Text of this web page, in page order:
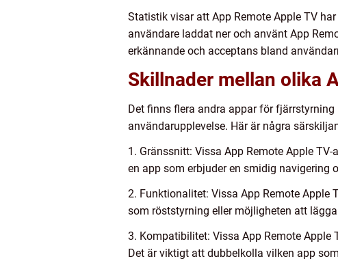
Statistik visar att App Remote Apple TV
användare laddat ner och använt App
erkännande och acceptans bland
Skillnader mellan olika
Det finns flera andra appar för
användarupplevelse. Här är några
1. Gränssnitt: Vissa App Remote Apple
en app som erbjuder en smidig navigering
2. Funktionalitet: Vissa App Remote Apple
som röststyrning eller möjligheten att
3. Kompatibilitet: Vissa App Remote Apple
Det är viktigt att dubbelkolla vilken app